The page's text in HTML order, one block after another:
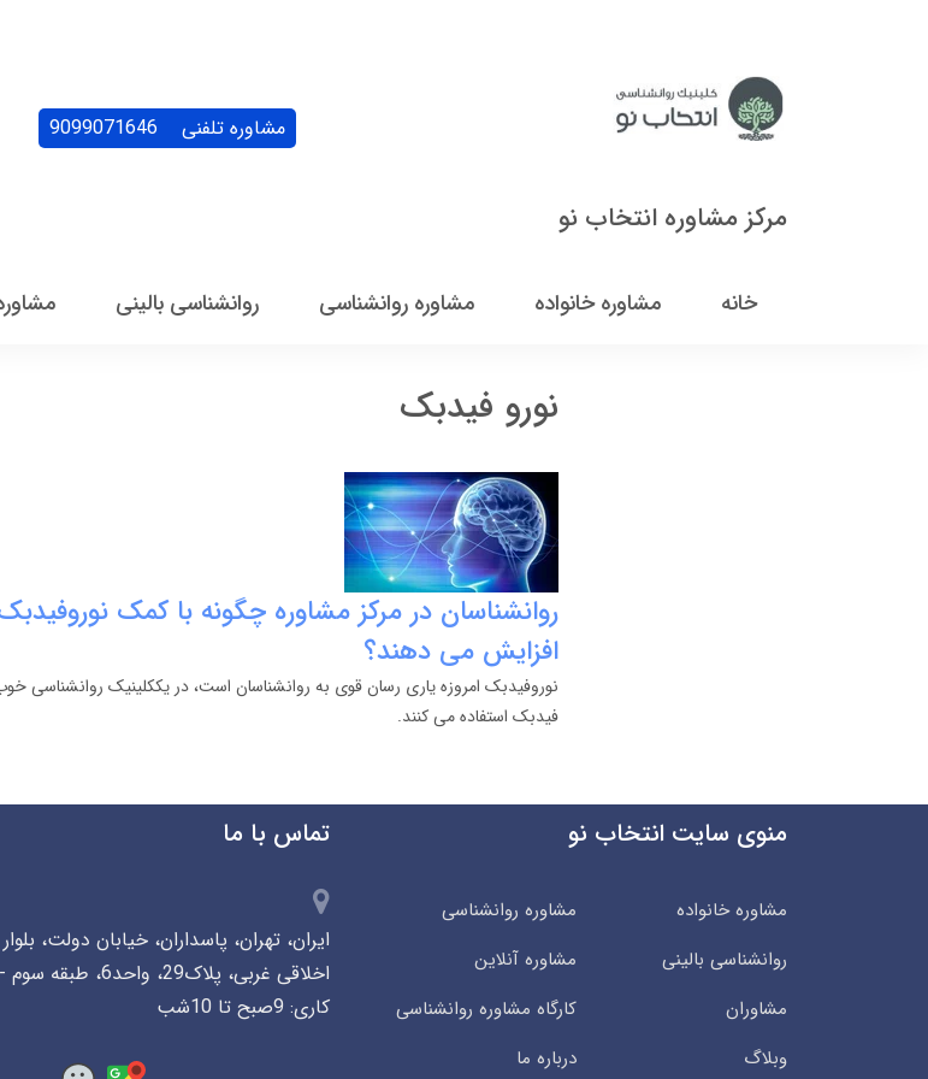
مرکز مشاوره انتخاب نو
مشاوره تلفنی 9099071646
خانه مشاوره خانواده مشاوره روانشناسی روانشناسی بالینی
نورو فیدبک
روانشناسان در مرکز مشاوره چگونه با کمک
افزایش می دهند؟
نوروفیدبک امروزه یاری رسان قوی به روانشناسان است، در یککلینیک روانشناسی
فیدبک استفاده می کنند.
منوی سایت انتخاب نو
مشاوره خانواده
مشاوره روانشناسی
روانشناسی بالینی
مشاوره آنلاین
مشاوران
کارگاه مشاوره روانشناسی
وبلاگ
درباره ما
تماس با ما
ایران، تهران، پاسداران، خیابان دولت،
اخلاقی غربی، پلاک29،
کاری: 9صبح تا 10شب